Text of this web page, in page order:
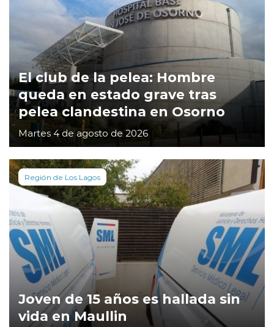
El club de la pelea: Hombre
queda en estado grave tras
pelea clandestina en Osorno
Martes 4 de agosto de 2026
Región de Los Lagos
Joven de 15 años es hallada sin
vida en Maullin